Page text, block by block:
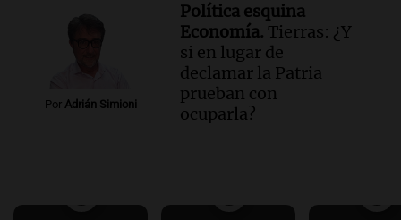
Por Adrián Simioni
Política esquina
Economía. Tierras: ¿Y
si en lugar de
declamar la Patria
prueban con
ocuparla?